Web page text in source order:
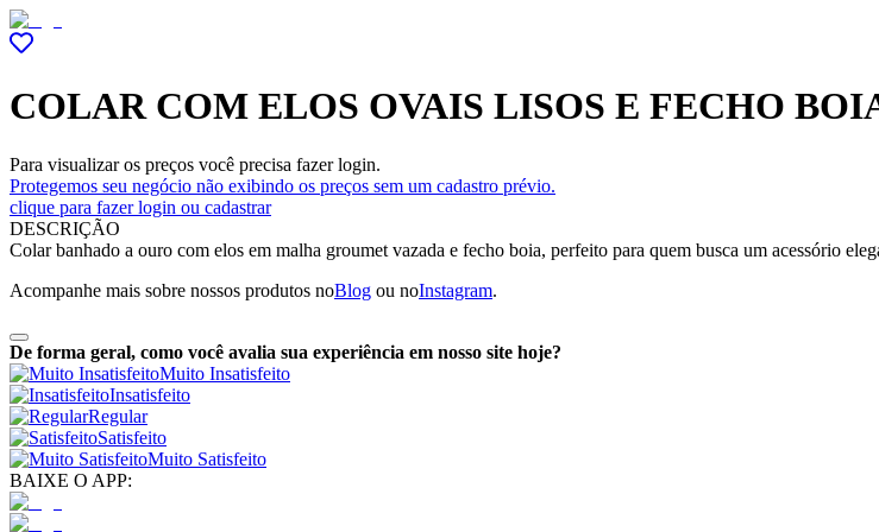
COLAR COM ELOS OVAIS LISOS E FECHO
Para visualizar os preços você precisa fazer login.
Protegemos seu negócio não exibindo os preços sem um cadastro prévio.
clique para fazer login ou cadastrar
DESCRIÇÃO
Colar banhado a ouro com elos em malha groumet vazada e fecho boia, perfeito para quem busca um acessório
Acompanhe mais sobre nossos produtos noBlog ou noInstagram.
De forma geral, como você avalia sua experiência em nosso site hoje?
Muito Insatisfeito
Insatisfeito
Regular
Satisfeito
Muito Satisfeito
BAIXE O APP: